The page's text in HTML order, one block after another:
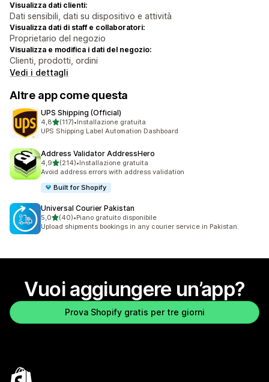
Visualizza dati clienti:
Dati sensibili, dati su dispositivo e attività
Visualizza dati di staff e collaboratori:
Proprietario del negozio
Visualizza e modifica i dati del negozio:
Clienti, prodotti, ordini
Vedi i dettagli
Altre app come questa
UPS Shipping (Official)
4,8stelle su 5
(117)
117 recensioni totali
•Installazione gratuita
UPS Shipping Label Automation Dashboard
Address Validator AddressHero
4,9stelle su 5
(214)
214 recensioni totali
•Installazione gratuita
Avoid address errors with address validation
Built for Shopify
Universal Courier Pakistan
5,0stelle su 5
(40)
40 recensioni totali
•Piano gratuito disponibile
Upload shipments bookings in any courier service in Pakistan.
Vuoi aggiungere un’app?
Prova Shopify gratis per tre giorni